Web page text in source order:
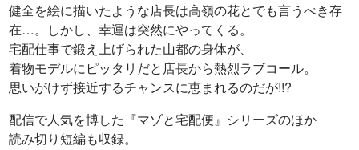
健全を絵に描いたような店長は高嶺の花とでも言うべき存
在…。しかし、幸運は突然にやってくる。
宅配仕事で鍛え上げられた山都の身体が、
着物モデルにピッタリだと店長から熱烈ラブコール。
思いがけず接近するチャンスに恵まれるのだが!!?
配信で人気を博した『マゾと宅配便』シリーズのほか
読み切り短編も収録。